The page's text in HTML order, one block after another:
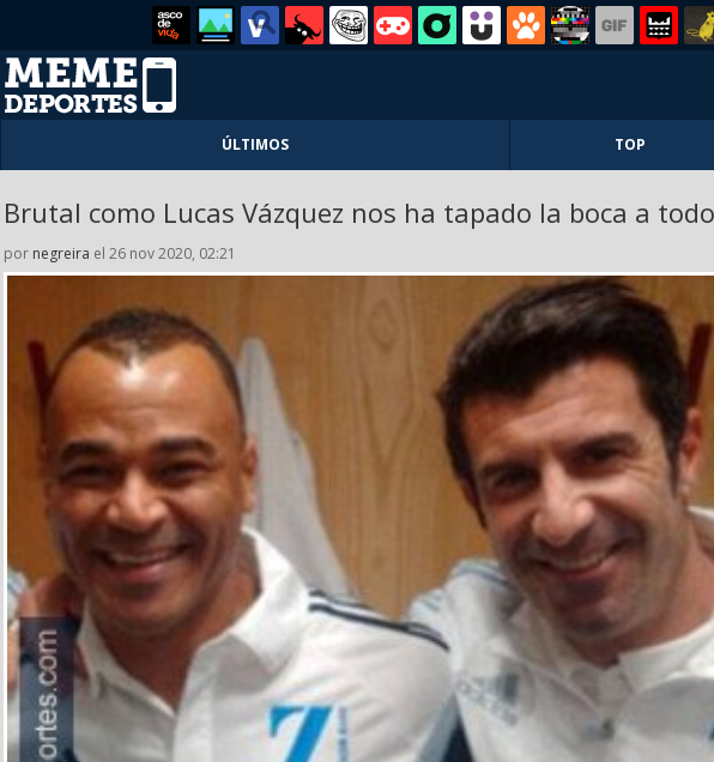
ÚLTIMOS TOP
Brutal como Lucas Vázquez nos ha tapado la boca a
por negreira el 26 nov 2020, 02:21